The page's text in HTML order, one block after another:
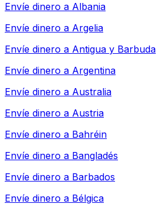
Envíe dinero a Albania
Envíe dinero a Argelia
Envíe dinero a Antigua y Barbuda
Envíe dinero a Argentina
Envíe dinero a Australia
Envíe dinero a Austria
Envíe dinero a Bahréin
Envíe dinero a Bangladés
Envíe dinero a Barbados
Envíe dinero a Bélgica